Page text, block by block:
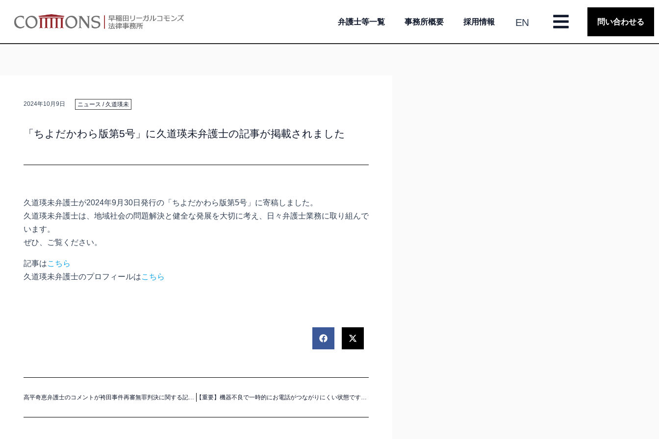
弁護士等一覧 事務所概要 採用情報 EN 問い合わせる
2024年10月9日 ニュース / 久道瑛未
「ちよだかわら版第5号」に久道瑛未弁護士の記事が掲載されました
久道瑛未弁護士が2024年9月30日発行の「ちよだかわら版第5号」に寄稿しました。
久道瑛未弁護士は、地域社会の問題解決と健全な発展を大切に考え、日々弁護士業務に取り組んで
います。
ぜひ、ご覧ください。
記事はこちら
久道瑛未弁護士のプロフィールはこちら
高平奇恵弁護士のコメントが袴田事件再審無罪判決に関する記事に掲載されました 【重要】機器不良で一時的にお電話がつながりにくい状態です（10/15（火））